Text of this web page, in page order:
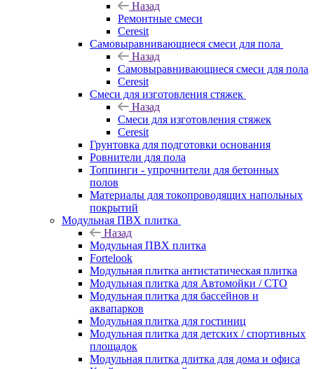
Назад
Ремонтные смеси
Ceresit
Самовыравнивающиеся смеси для пола
Назад
Самовыравнивающиеся смеси для пола
Ceresit
Смеси для изготовления стяжек
Назад
Смеси для изготовления стяжек
Ceresit
Грунтовка для подготовки основания
Ровнители для пола
Топпинги - упрочнители для бетонных
полов
Материалы для токопроводящих напольных
покрытий
Модульная ПВХ плитка
Назад
Модульная ПВХ плитка
Fortelook
Модульная плитка антистатическая плитка
Модульная плитка для Автомойки / СТО
Модульная плитка для бассейнов и
аквапарков
Модульная плитка для гостиниц
Модульная плитка для детских / спортивных
площадок
Модульная плитка длитка для дома и офиса